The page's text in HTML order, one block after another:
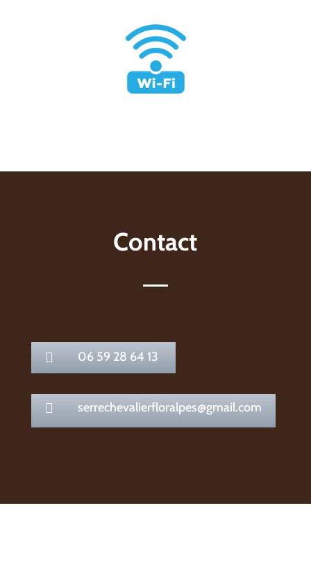
Contact
 06 59 28 64 13
 serrechevalierfloralpes@gmail.com